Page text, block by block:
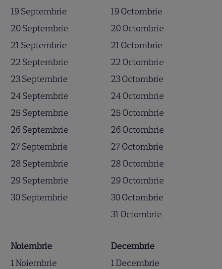
19 Septembrie
20 Septembrie
21 Septembrie
22 Septembrie
23 Septembrie
24 Septembrie
25 Septembrie
26 Septembrie
27 Septembrie
28 Septembrie
29 Septembrie
30 Septembrie
19 Octombrie
20 Octombrie
21 Octombrie
22 Octombrie
23 Octombrie
24 Octombrie
25 Octombrie
26 Octombrie
27 Octombrie
28 Octombrie
29 Octombrie
30 Octombrie
31 Octombrie
Noiembrie
1 Noiembrie
Decembrie
1 Decembrie